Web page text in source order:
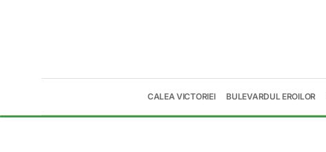
CALEA VICTORIEI BULEVARDUL EROILOR